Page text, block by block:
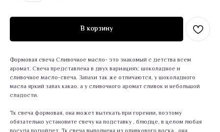
В корзину
Формовая свеча Сливочное масло- это знакомый с детства всем
аромат. Свеча представлена в двух вариациях: шоколадное и
сливочное масло-свеча. Запахи так же отличаются, у шоколадного
масла яркий запах какао. а у сливочного аромат сливок и небольшой
сладости.
Тк свеча формовая, она может вытекать при горении, поэтому
обязательно установите свечу на подставку , блюдце, в целом любая